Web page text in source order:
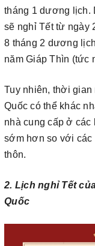
tháng 1 dương lịch.
sẽ nghỉ Tết từ ngày
8 tháng 2 dương
năm Giáp Thìn (tức
Tuy nhiên, thời gian
Quốc có thể khác
nhà cung cấp ở
sớm hơn so với các
thôn.
2. Lịch nghỉ Tết
Quốc